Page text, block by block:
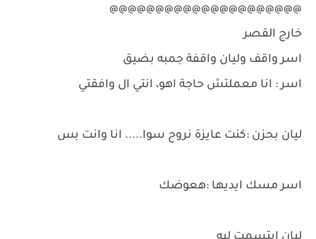
@@@@@@@@@@@@@@@@@@@@@
خارج القصر
اسر واقف وليان واقفة جمبه بضيق
اسر : انا معملتش حاجة اهو، انتي ال وافقتي
ليان بحزن :كنت عايزة نروح سوا..... انا وانت بس
اسر مسك ايديها :هعوضك